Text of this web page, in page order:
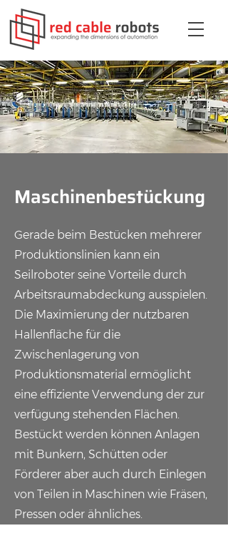
Maschinenbestückung
Gerade beim Bestücken mehrerer
Produktionslinien kann ein
Seilroboter seine Vorteile durch
Arbeitsraumabdeckung ausspielen.
Die Maximierung der nutzbaren
Hallenfläche für die
Zwischenlagerung von
Produktionsmaterial ermöglicht
eine effiziente Verwendung der zur
verfügung stehenden Flächen.
Bestückt werden können Anlagen
mit Bunkern, Schütten oder
Förderer aber auch durch Einlegen
von Teilen in Maschinen wie Fräsen,
Pressen oder ähnliches.